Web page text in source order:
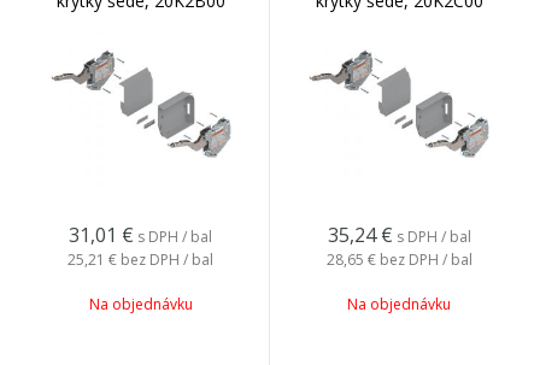
31,01 € s DPH / bal
25,21 € bez DPH / bal
Na objednávku
35,24 € s DPH / bal
28,65 € bez DPH / bal
Na objednávku